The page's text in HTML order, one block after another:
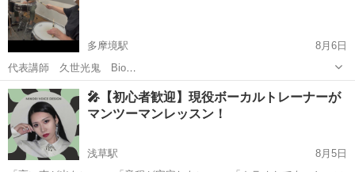
どを利用して、自宅...
多摩境駅
8月6日
代表講師 久世光鬼 Bio
https://share.google/aimode/BpxCH02dRI1mrnDkI お子さま、学生、ガ
ールズ 、大人 皆さま対応致します ドラムがなくてもスティックがな
くても上達で...
東京 八王子市 多摩境駅 ドラム 夏休み
🎤【初心者歓迎】現役ボーカルトレーナーが
マンツーマンレッスン！
浅草駅
8月5日